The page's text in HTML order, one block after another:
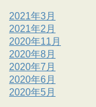
2021年3月
2021年2月
2020年11月
2020年8月
2020年7月
2020年6月
2020年5月